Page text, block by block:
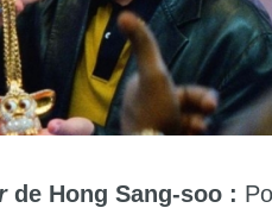
de Hong Sang-soo :